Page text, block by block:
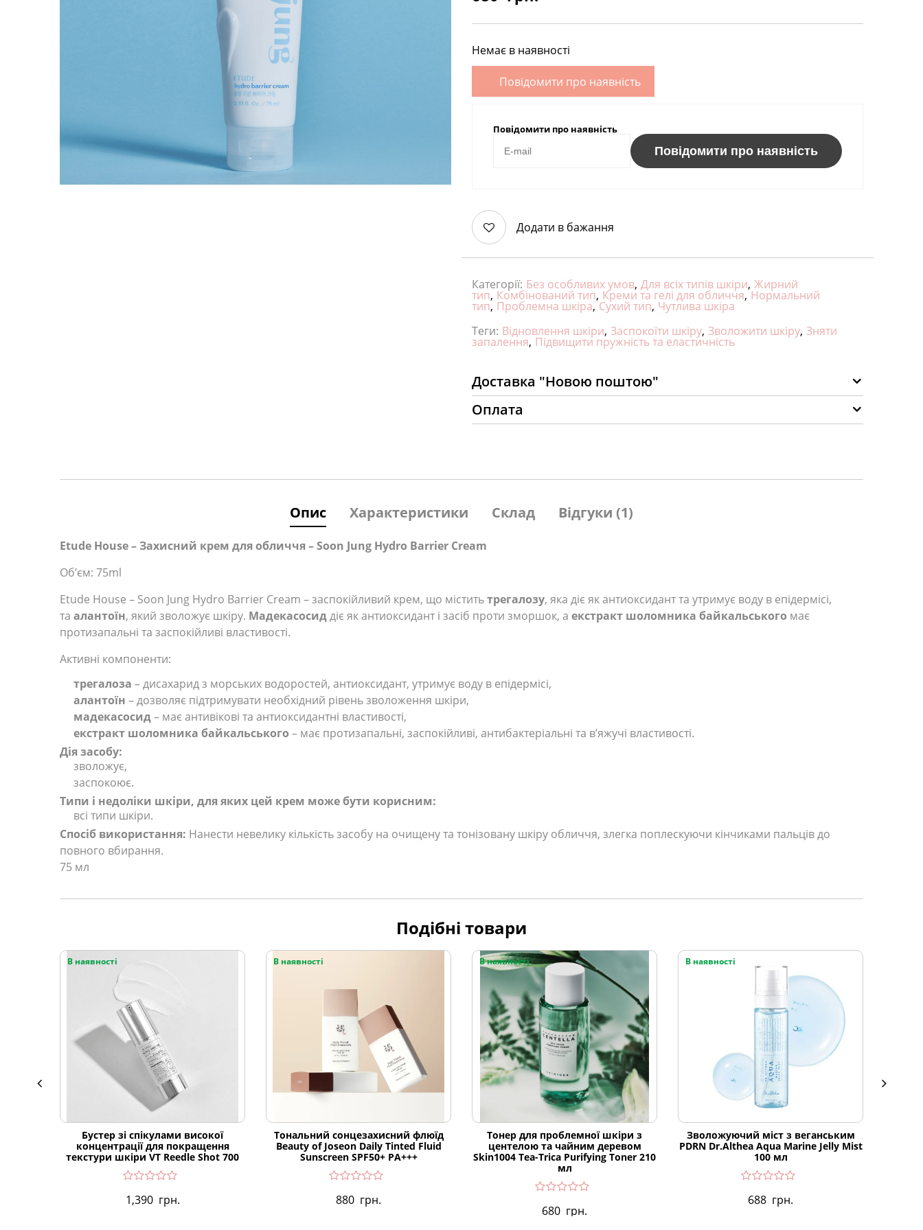
Немає в наявності
Повідомити про наявність
Повідомити про наявність
Повідомити про наявність
Додати в бажання
Категорії: Без особливих умов, Для всіх типів шкіри, Жирний
тип, Комбінований тип, Креми та гелі для обличчя, Нормальний
тип, Проблемна шкіра, Сухий тип, Чутлива шкіра
Теги: Відновлення шкіри, Заспокоїти шкіру, Зволожити шкіру, Зняти
запалення, Підвищити пружність та еластичність
Доставка "Новою поштою"
Оплата
Опис Характеристики Склад Відгуки (1)
Etude House – Захисний крем для обличчя – Soon Jung Hydro Barrier Cream
Об’єм: 75ml
Etude House – Soon Jung Hydro Barrier Cream – заспокійливий крем, що міститьтрегалозу, яка діє як антиоксидант та утримує воду в епідермісі,
та алантоїн, який зволожує шкіру. Мадекасосиддіє як антиоксидант і засіб проти зморшок, а екстракт шоломника байкальського має
протизапальні та заспокійливі властивості.
Активні компоненти:
трегалоза – дисахарид з морських водоростей, антиоксидант, утримує воду в епідермісі,
алантоїн – дозволяє підтримувати необхідний рівень зволоження шкіри,
мадекасосид– має антивікові та антиоксидантні властивості,
екстракт шоломника байкальського – має протизапальні, заспокійливі, антибактеріальні та в’яжучі властивості.
Дія засобу:
зволожує,
заспокоює.
Типи і недоліки шкіри, для яких цей крем може бути корисним:
всі типи шкіри.
Спосіб використання: Нанести невелику кількість засобу на очищену та тонізовану шкіру обличчя, злегка поплескуючи кінчиками пальців до
повного вбирання.
75 мл
Подібні товари
В наявності
Бустер зі спікулами високої
концентрації для покращення
текстури шкіри VT Reedle Shot 700
1,390 грн.
В наявності
Тональний сонцезахисний флюїд
Beauty of Joseon Daily Tinted Fluid
Sunscreen SPF50+ PA+++
880 грн.
В наявності
Тонер для проблемної шкіри з
центелою та чайним деревом
Skin1004 Tea-Trica Purifying Toner 210
мл
680 грн.
В наявності
Зволожуючий міст з веганським
PDRN Dr.Althea Aqua Marine Jelly Mist
100 мл
688 грн.